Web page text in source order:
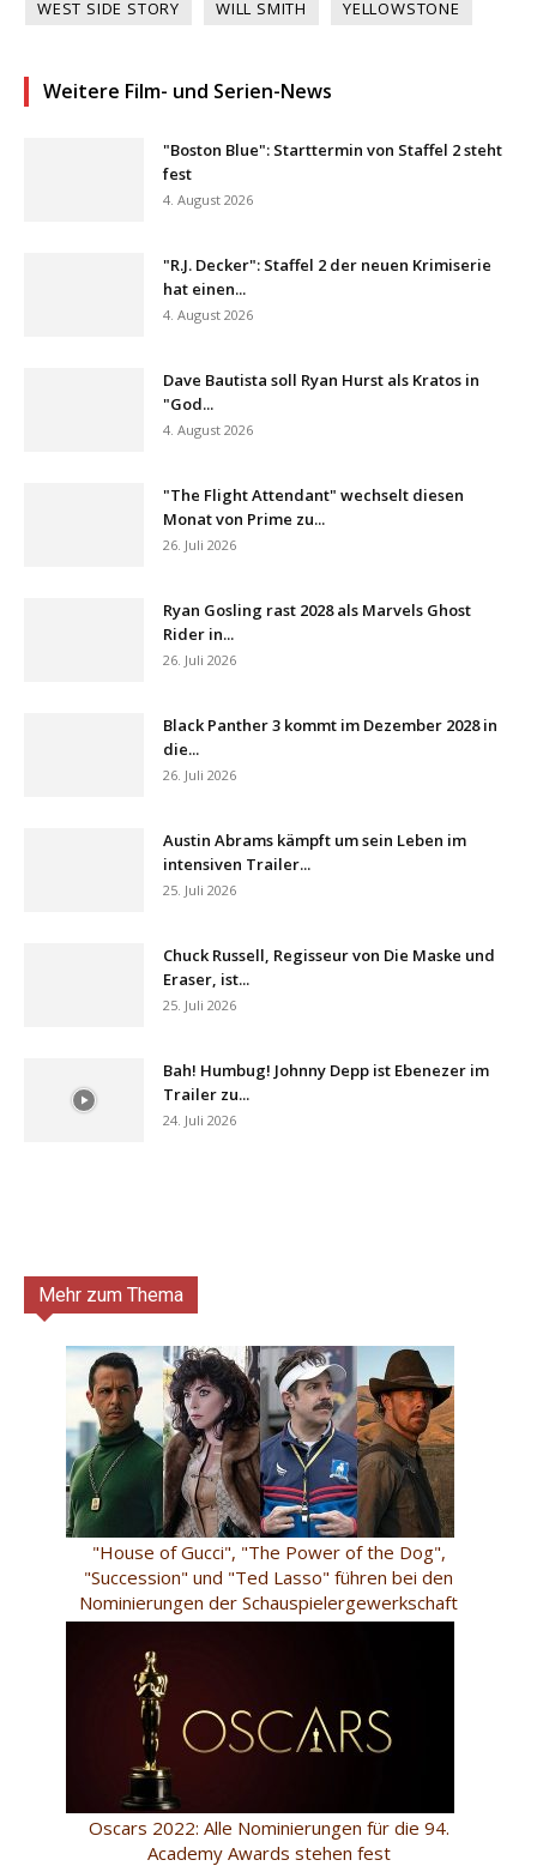
WEST SIDE STORY WILL SMITH YELLOWSTONE
Weitere Film- und Serien-News
"Boston Blue": Starttermin von Staffel 2 steht
fest
4. August 2026
"R.J. Decker": Staffel 2 der neuen Krimiserie
hat einen...
4. August 2026
Dave Bautista soll Ryan Hurst als Kratos in
"God...
4. August 2026
"The Flight Attendant" wechselt diesen
Monat von Prime zu...
26. Juli 2026
Ryan Gosling rast 2028 als Marvels Ghost
Rider in...
26. Juli 2026
Black Panther 3 kommt im Dezember 2028 in
die...
26. Juli 2026
Austin Abrams kämpft um sein Leben im
intensiven Trailer...
25. Juli 2026
Chuck Russell, Regisseur von Die Maske und
Eraser, ist...
25. Juli 2026
Bah! Humbug! Johnny Depp ist Ebenezer im
Trailer zu...
24. Juli 2026
Mehr zum Thema
"House of Gucci", "The Power of the Dog",
"Succession" und "Ted Lasso" führen bei den
Nominierungen der Schauspielergewerkschaft
Oscars 2022: Alle Nominierungen für die 94.
Academy Awards stehen fest